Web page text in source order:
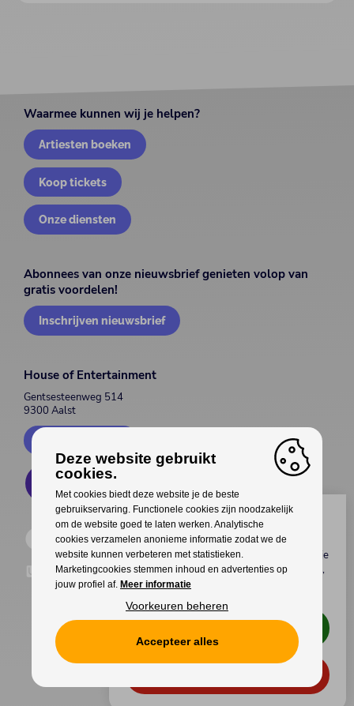
Waarmee kunnen wij je helpen?
Artiesten boeken
Koop tickets
Onze diensten
Abonnees van onze nieuwsbrief genieten volop van
gratis voordelen!
Inschrijven nieuwsbrief
House of Entertainment
Gentsesteenweg 514
9300 Aalst
Cookies Privacy
Wil jij genieten van gratis
voordelen?
Koop als eerstetickets,meet & greets
met je
favoriete artiest(en), interessantekortingen ,
upgradesvan je tickets en veel meer
Ik wil genieten van deze voordelen!
Deze website gebruikt
cookies.
Met cookies biedt deze website je de beste
gebruikservaring. Functionele cookies zijn noodzakelijk
om de website goed te laten werken. Analytische
cookies verzamelen anonieme informatie zodat we de
website kunnen verbeteren met statistieken.
Marketingcookies stemmen inhoud en advertenties op
jouw profiel af. Meer informatie
Voorkeuren beheren
Accepteer alles